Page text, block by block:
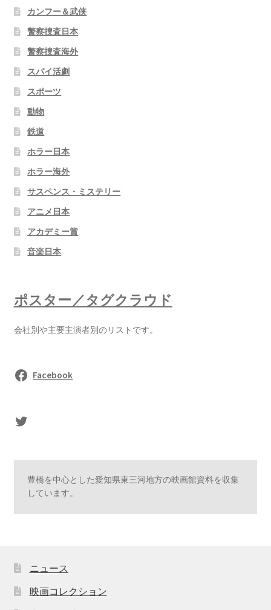
カンフー＆武侠
警察捜査日本
警察捜査海外
スパイ活劇
スポーツ
動物
鉄道
ホラー日本
ホラー海外
サスペンス・ミステリー
アニメ日本
アカデミー賞
音楽日本
ポスター／タグクラウド
会社別や主要主演者別のリストです。
Facebook
sasaki's Twitter
豊橋を中心とした愛知県東三河地方の映画館資料を収集
しています。
ニュース
映画コレクション